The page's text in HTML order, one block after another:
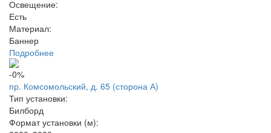
Освещение:
Есть
Материал:
Баннер
Подробнее
-0%
пр. Комсомольский, д. 65 (сторона А)
Тип установки:
Билборд
Формат установки (м):